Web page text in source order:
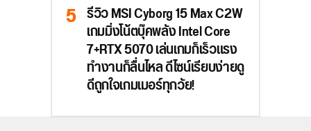
รีวิว MSI Cyborg 15 Max C2W
เกมมิ่งโน้ตบุ๊คพลัง Intel Core
7+RTX 5070 เล่นเกมก็เร็วแรง
ทำงานก็ลื่นไหล ดีไซน์เรียบง่ายดู
ดีถูกใจเกมเมอร์ทุกวัย!